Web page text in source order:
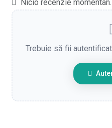
Nicio recenzie
Trebuie să fii